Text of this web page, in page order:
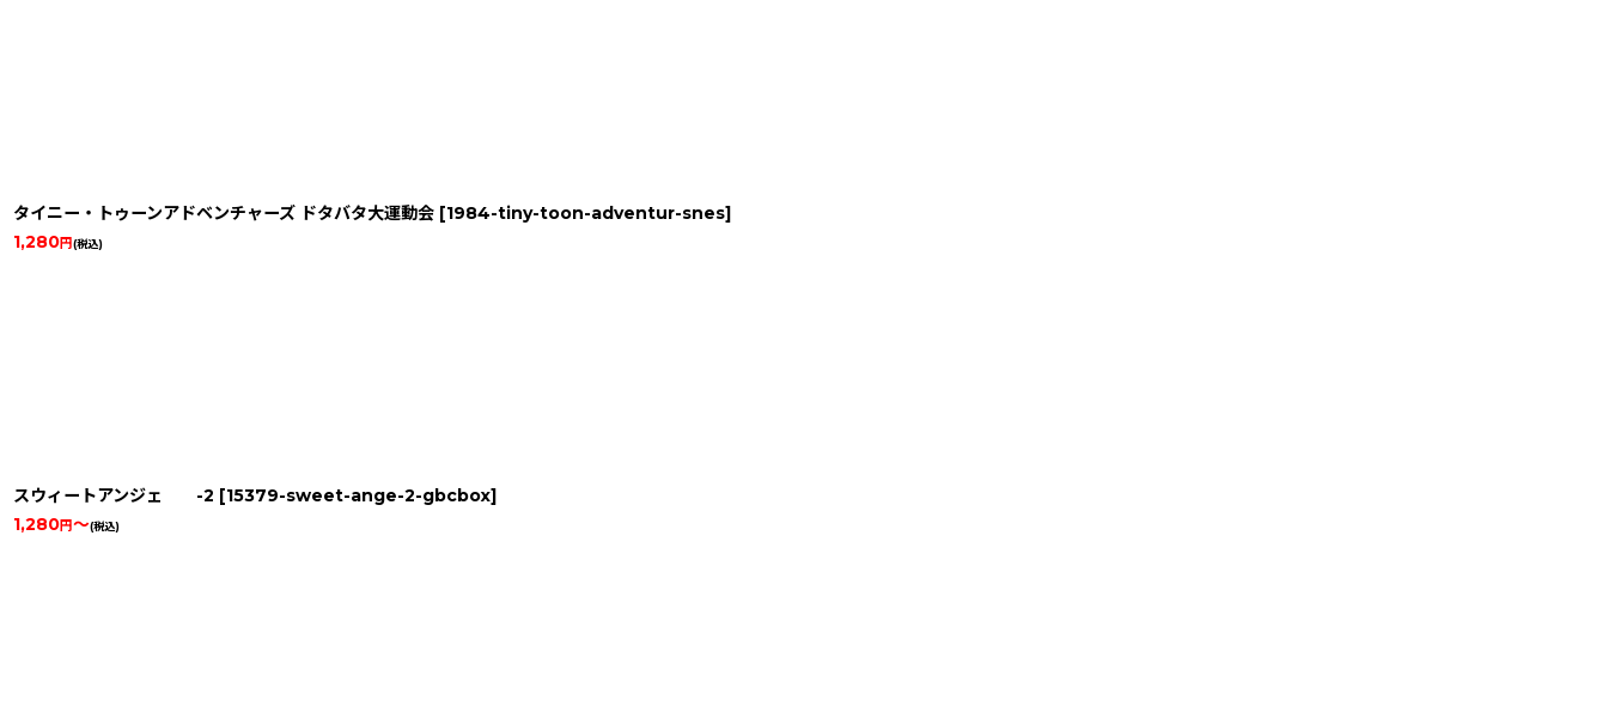
タイニー・トゥーンアドベンチャーズ ドタバタ大運動会 [1984-tiny-toon-adventur-snes]
1,280円(税込)
スウィートアンジェ -2 [15379-sweet-ange-2-gbcbox]
1,280円～(税込)